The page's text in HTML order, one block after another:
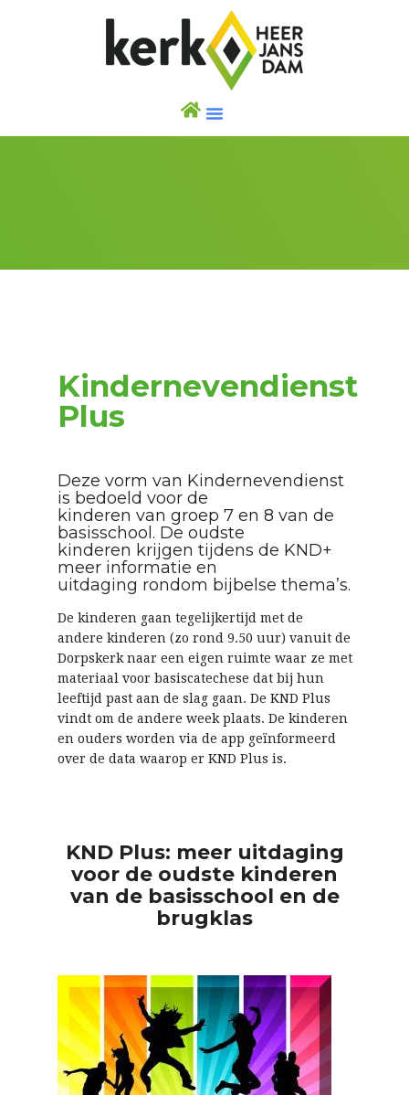
Kindernevendienst
Plus
Deze vorm van Kindernevendienst
is bedoeld voor de
kinderen van groep 7 en 8 van de
basisschool. De oudste
kinderen krijgen tijdens de KND+
meer informatie en
uitdaging rondom bijbelse thema’s.
De kinderen gaan tegelijkertijd met de
andere kinderen (zo rond 9.50 uur) vanuit de
Dorpskerk naar een eigen ruimte waar ze met
materiaal voor basiscatechese dat bij hun
leeftijd past aan de slag gaan. De KND Plus
vindt om de andere week plaats. De kinderen
en ouders worden via de app geïnformeerd
over de data waarop er KND Plus is.
KND Plus: meer uitdaging
voor de oudste kinderen
van de basisschool en de
brugklas